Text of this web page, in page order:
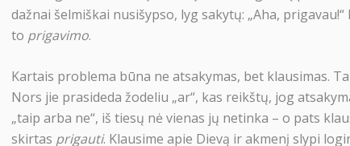
dažnai šelmiškai nusišypso, lyg sakytų: „Aha,
to prigavimo.
Kartais problema būna ne atsakymas, bet klausimas.
Nors jie prasideda žodeliu „ar“, kas reikštų, jog
„taip arba ne“, iš tiesų nė vienas jų netinka – o pats
skirtas prigauti. Klausime apie Dievą ir akmenį slypi